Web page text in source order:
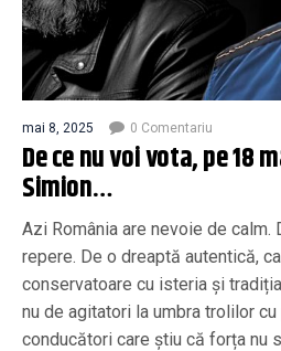
mai 8, 2025 0 Comentariu
De ce nu voi vota, pe 18
Simion…
Azi România are nevoie de calm.
repere. De o dreaptă autentică,
conservatoare cu isteria și
nu de agitatori la umbra trolilor
conducători care știu că forța nu